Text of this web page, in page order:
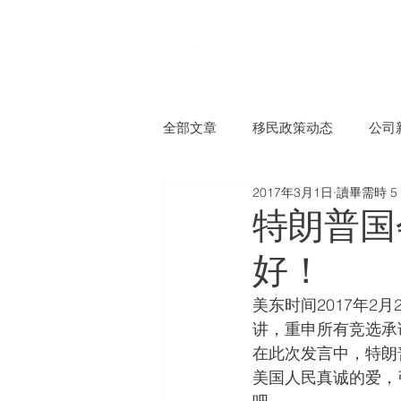
全部文章 移民政策动态 公司
特朗普
好！
2017年3月1日 讀畢需時 5
美东时间2017年2
讲，重申所有竞选
在此次发言中，特
美国人民真诚的爱